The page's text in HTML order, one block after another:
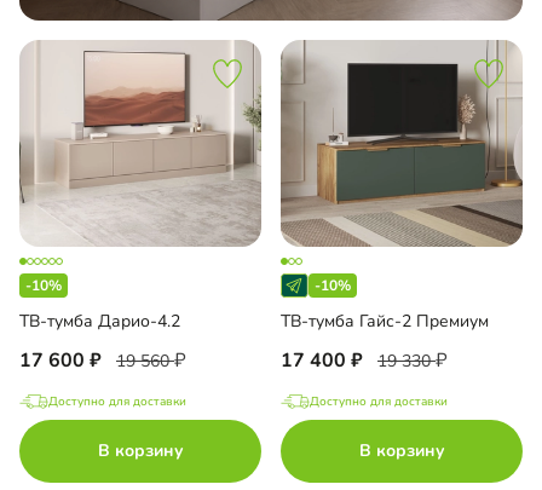
-10%
ТВ-тумба Дарио-4.2
17 600 19 560
Доступно для доставки
В корзину
-10%
ТВ-тумба Гайс-2 Премиум
17 400 19 330
Доступно для доставки
В корзину